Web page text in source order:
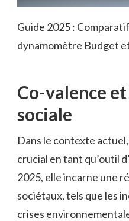
Guide 2025 :
dynamomètre Budget
Co-valence
sociale
Dans le contexte
crucial en tant qu’outil d’
2025, elle incarne une
sociétaux, tels que les
crises